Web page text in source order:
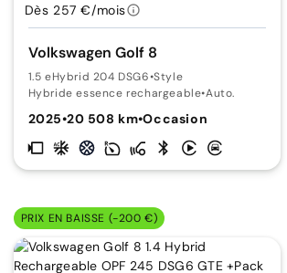
Volkswagen Golf 8
1.5 eHybrid 204 DSG6•Style
Hybride essence rechargeable•Auto.
2025•20 508 km•Occasion
Dès 257 €/mois
PRIX EN BAISSE (-200 €)